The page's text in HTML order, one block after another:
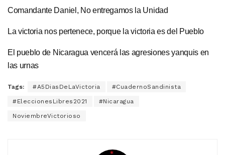
Comandante Daniel, No entregamos la Unidad
La victoria nos pertenece, porque la victoria es del Pueblo
El pueblo de Nicaragua vencerá las agresiones yanquis en
las urnas
Tags: #A5DiasDeLaVictoria #CuadernoSandinista
#EleccionesLibres2021 #Nicaragua
NoviembreVictorioso